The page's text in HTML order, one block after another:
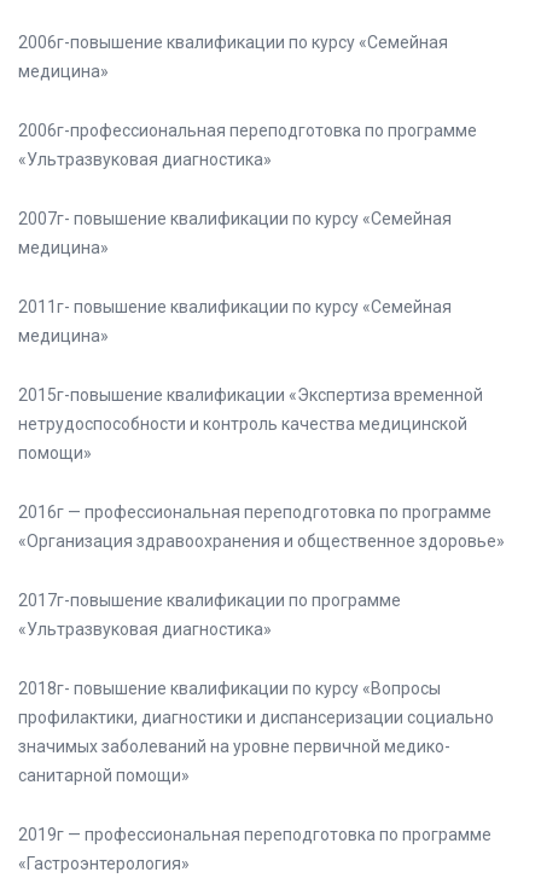
2006г-повышение квалификации по курсу «Семейная
медицина»
2006г-профессиональная переподготовка по программе
«Ультразвуковая диагностика»
2007г- повышение квалификации по курсу «Семейная
медицина»
2011г- повышение квалификации по курсу «Семейная
медицина»
2015г-повышение квалификации «Экспертиза временной
нетрудоспособности и контроль качества медицинской
помощи»
2016г — профессиональная переподготовка по программе
«Организация здравоохранения и общественное здоровье»
2017г-повышение квалификации по программе
«Ультразвуковая диагностика»
2018г- повышение квалификации по курсу «Вопросы
профилактики, диагностики и диспансеризации социально
значимых заболеваний на уровне первичной медико-
санитарной помощи»
2019г — профессиональная переподготовка по программе
«Гастроэнтерология»